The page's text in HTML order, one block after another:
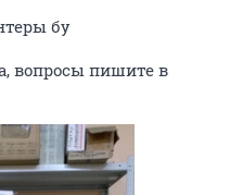
бу
вопросы пишите в